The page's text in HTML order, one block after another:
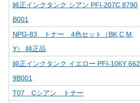
純正インクタンク シアン PFI-207C 8790
B001
NPG-83 トナー 4色セット（BK,C,M,
Y） 純正品
純正インクタンク イエロー PFI-106Y 662
9B001
T07 Cシアン トナー